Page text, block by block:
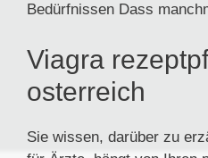
Bedürfnissen Dass
Viagra
osterreich
Sie wissen, darüber zu